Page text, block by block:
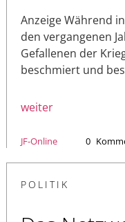
Anzeige Während
den vergangenen
Gefallenen der
beschmiert und
weiter
JF-Online 0
POLITIK